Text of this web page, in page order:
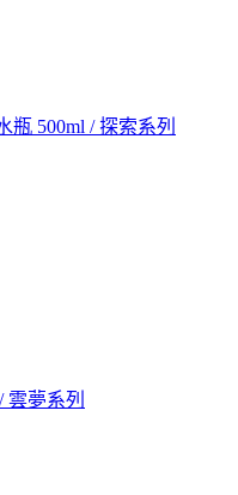
瓶 500ml / 探索系列
雲夢系列